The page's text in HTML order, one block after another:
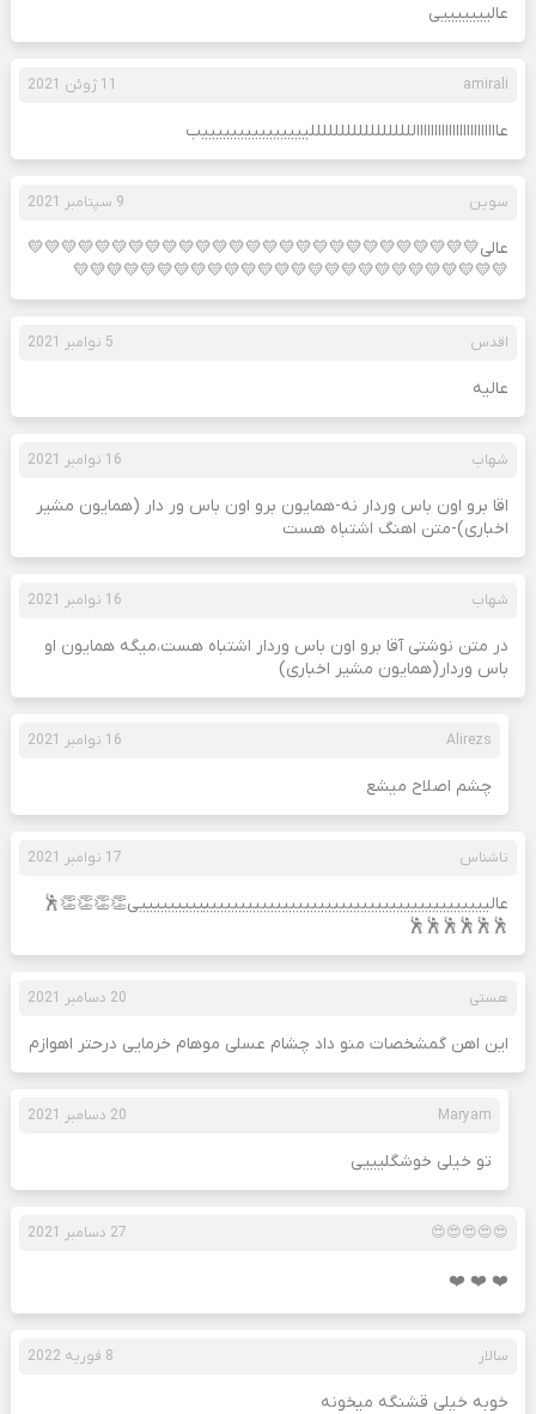
عالیییییییی
amirali 11 ژوئن 2021
عاااااااااااااااااااااااللللللللللللللللللیییییییییییییییب
سوین 9 سپتامبر 2021
عالی💛💛💛💛💛💛💛💛💛💛💛💛💛💛💛💛💛💛💛💛💛💛💛💛💛💛💛
💛💛💛💛💛💛💛💛💛💛💛💛💛💛💛💛💛💛💛💛💛💛💛💛💛💛
اقدس 5 نوامبر 2021
عالیه
شهاب 16 نوامبر 2021
اقا برو اون باس وردار نه-همایون برو اون باس ور دار (همایون مشیر
اخباری)-متن اهنگ اشتباه هست
شهاب 16 نوامبر 2021
در متن نوشتی آقا برو اون باس وردار اشتباه هست،میگه همایون او
باس وردار(همایون مشیر اخباری)
Alirezs 16 نوامبر 2021
چشم اصلاح میشع
ناشناس 17 نوامبر 2021
عالیییییییییییییییییییییییییییییییییییییییییییییییییی👏👏👏👏🕺
🕺🕺🕺🕺🕺🕺
هستی 20 دسامبر 2021
این اهن گمشخصات منو داد چشام عسلی موهام خرمایی درحتر اهوازم
Maryam 20 دسامبر 2021
تو خیلی خوشگلیییی
😍😍😍😍😍 27 دسامبر 2021
❤️ ❤️ ❤️
سالار 8 فوریه 2022
خوبه خیلی قشنگه میخونه